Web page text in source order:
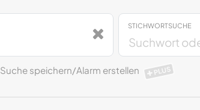
STICHWORTSUCHE
Suche speichern/Alarm erstellen PLUS